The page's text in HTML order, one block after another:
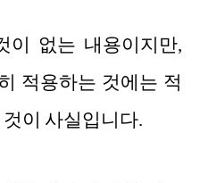
이 없는 내용이지만,
적용하는 것에는 적
이 사실입니다.